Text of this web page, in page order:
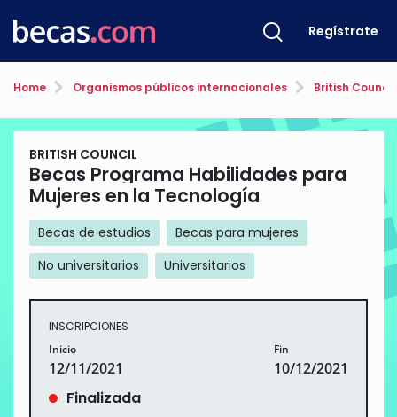
Regístrate
Home Organismos públicos internacionales British Council
BRITISH COUNCIL
Becas Programa Habilidades para
Mujeres en la Tecnología
Becas de estudios
Becas para mujeres
No universitarios
Universitarios
INSCRIPCIONES
Inicio
12/11/2021
Fin
10/12/2021
Finalizada